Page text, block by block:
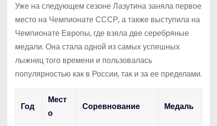
Уже на следующем сезоне Лазутина заняла первое
место на Чемпионате СССР, а также выступила на
Чемпионате Европы, где взяла две серебряные
медали. Она стала одной из самых успешных
лыжниц того времени и пользовалась
популярностью как в России, так и за ее пределами.
Год
Мест
о
Соревнование Медаль